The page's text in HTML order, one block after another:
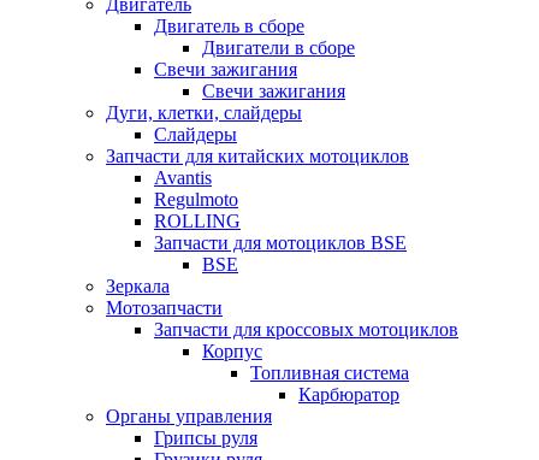
Двигатель
Двигатель в сборе
Двигатели в сборе
Свечи зажигания
Свечи зажигания
Дуги, клетки, слайдеры
Слайдеры
Запчасти для китайских мотоциклов
Avantis
Regulmoto
ROLLING
Запчасти для мотоциклов BSE
BSE
Зеркала
Мотозапчасти
Запчасти для кроссовых мотоциклов
Корпус
Топливная система
Карбюратор
Органы управления
Грипсы руля